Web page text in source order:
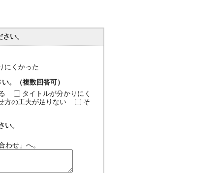
い。
にくかった
。（複数回答可）
タイトルが分かりにく
方の工夫が足りない
そ
い。
わせ」へ。